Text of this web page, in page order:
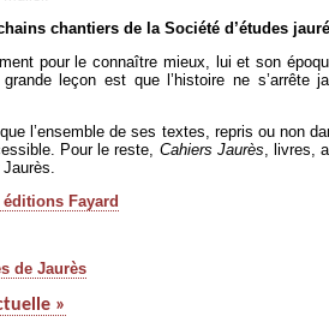
chantiers de la Société d’études
pour le connaître mieux, lui et son
leçon est que l’histoire ne
l’ensemble de ses textes, repris ou non
Pour le reste, Cahiers Jaurès, livres,
éditions Fayard
de Jaurès
»